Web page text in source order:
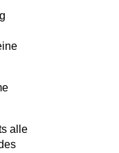
alle